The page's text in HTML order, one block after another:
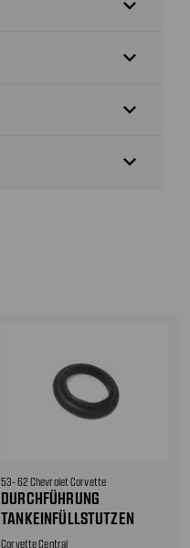
expand_more
expand_more
expand_more
53-62 Chevrolet Corvette
DURCHFÜHRUNG
TANKEINFÜLLSTUTZEN
Corvette Central